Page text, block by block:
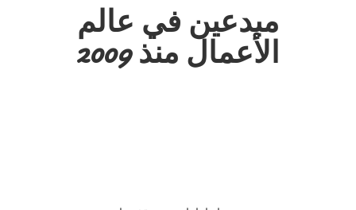
مبدعين في عالم
الأعمال منذ 2009